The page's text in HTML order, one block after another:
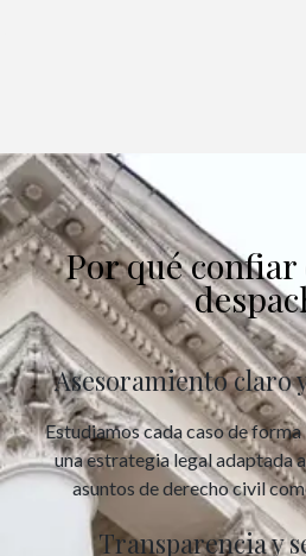
Por qué
Asesoramiento claro
Estudiamos cada caso de
una estrategia legal adaptada
asuntos de derecho civil
Transparencia y